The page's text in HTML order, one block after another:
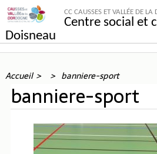
CC CAUSSES ET VALLÉE DE
Centre social et
Doisneau
Accueil banniere-sport
banniere-sport